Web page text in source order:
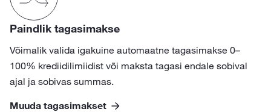
Paindlik tagasimakse
Võimalik valida igakuine automaatne tagasimakse 0–
100% krediidilimiidist või maksta tagasi endale sobival
ajal ja sobivas summas.
Muuda tagasimakset